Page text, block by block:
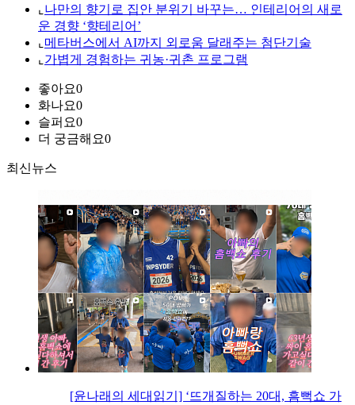
⌞ 나만의 향기로 집안 분위기 바꾸는… 인테리어의 새로
운 경향 ‘향테리어’
⌞ 메타버스에서 AI까지 외로움 달래주는 첨단기술
⌞ 가볍게 경험하는 귀농·귀촌 프로그램
좋아요0
화나요0
슬퍼요0
더 궁금해요0
최신뉴스
[윤나래의 세대읽기] ‘뜨개질하는 20대, 흠뻑쇼 가